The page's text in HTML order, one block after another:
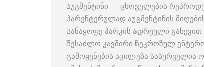
აუგმენტინი – ცხოველების
პარენტერულად აუგმენტინის
სანაყოფე პარკის ადრეული
შესაძლო კავშირი ნეკროზულ
გამოყენების აცილება